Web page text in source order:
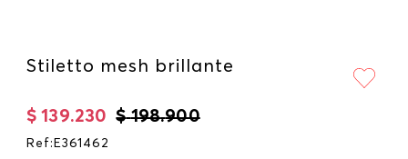
Stiletto mesh brillante
$ 198.900
$ 139.230
Ref : E361462